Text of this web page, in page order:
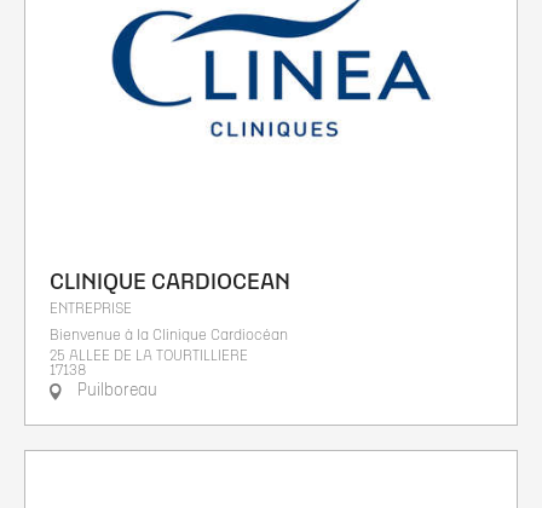
CLINIQUE CARDIOCEAN
ENTREPRISE
Bienvenue à la Clinique Cardiocéan
25 ALLEE DE LA TOURTILLIERE
17138
Puilboreau